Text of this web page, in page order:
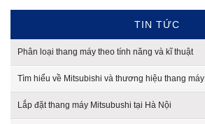
TIN TỨC
Phân loại thang máy theo tính năng và kĩ thuật
Tìm hiểu về Mitsubishi và thương hiệu thang máy
Lắp đặt thang máy Mitsubushi tại Hà Nội